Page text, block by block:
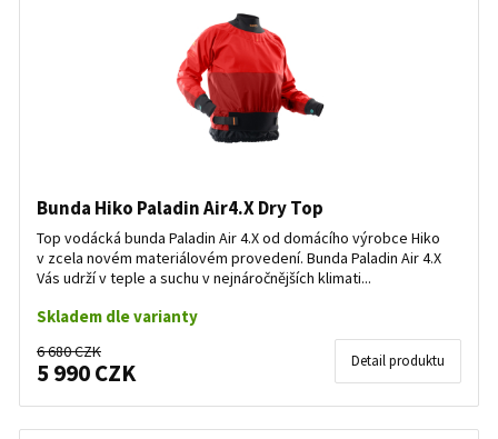
Bunda Hiko Paladin Air4.X Dry Top
Top vodácká bunda Paladin Air 4.X od domácího výrobce Hiko
v zcela novém materiálovém provedení. Bunda Paladin Air 4.X
Vás udrží v teple a suchu v nejnáročnějších klimati...
Skladem dle varianty
6 680 CZK
5 990 CZK Detail produktu